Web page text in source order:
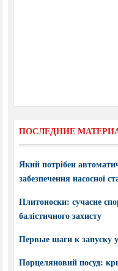
ПОСЛЕДНИЕ
Який потрібен
забезпечення насосної
Плитоноски: сучасне
балістичного захисту
Первые шаги к запуску
Порцеляновий посуд: